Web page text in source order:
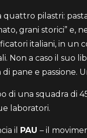
quattro pilastri:
grani storici” e,
italiani, in un
Non a caso il suo
di pane e passione.
di una squadra di
laboratori.
il PAU – il